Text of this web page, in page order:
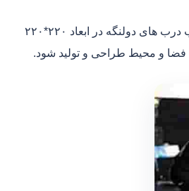
ابعاد و اجزای چهارچوب درب فلزی:درب های ۱.۵ در سایز و ابعاد ۱۵۰*۲۲۰ و چهارچوب درب های دولنگه در ابعاد ۲۲۰*۲۲۰
فضا و محیط طراحی و تولید شود.